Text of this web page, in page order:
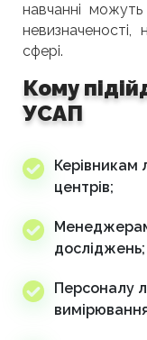
навчанні можуть
сфері.
Кому
УСАП
Керівникам
центрів;
досліджень;
Персоналу